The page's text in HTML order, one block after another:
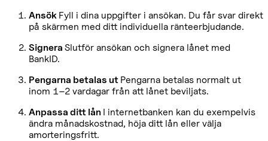
Ansök Fyll i dina uppgifter i ansökan. Du får svar direkt
på skärmen med ditt individuella ränteerbjudande.
Signera Slutför ansökan och signera lånet med
BankID.
Pengarna betalas ut Pengarna betalas normalt ut
inom 1–2 vardagar från att lånet beviljats.
Anpassa ditt lån I internetbanken kan du exempelvis
ändra månadskostnad, höja ditt lån eller välja
amorteringsfritt.